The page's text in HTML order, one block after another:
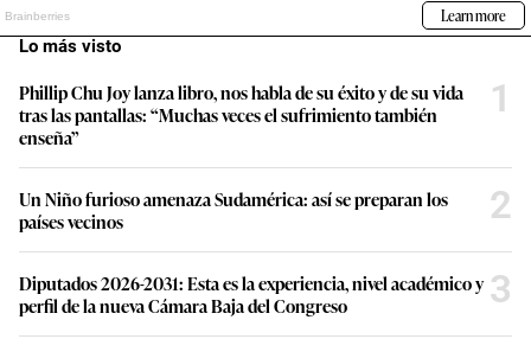
Lo más visto
Phillip Chu Joy lanza libro, nos habla de su éxito y de su vida
tras las pantallas: “Muchas veces el sufrimiento también
enseña”
1
Un Niño furioso amenaza Sudamérica: así se preparan los
países vecinos
2
Diputados 2026-2031: Esta es la experiencia, nivel académico y
perfil de la nueva Cámara Baja del Congreso
3